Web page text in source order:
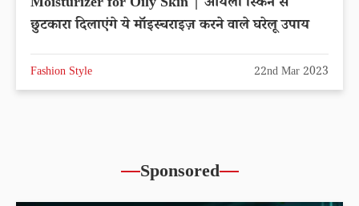
छुटकारा दिलाएंगे ये मॉइस्चराइज़ करने वाले घरेलू उपाय
Fashion Style 22nd Mar 2023
Sponsored